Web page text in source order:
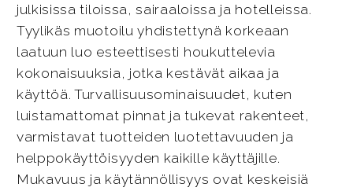
julkisissa tiloissa, sairaaloissa ja hotelleissa.
Tyylikäs muotoilu yhdistettynä korkeaan
laatuun luo esteettisesti houkuttelevia
kokonaisuuksia, jotka kestävät aikaa ja
käyttöä. Turvallisuusominaisuudet, kuten
luistamattomat pinnat ja tukevat rakenteet,
varmistavat tuotteiden luotettavuuden ja
helppokäyttöisyyden kaikille käyttäjille.
Mukavuus ja käytännöllisyys ovat keskeisiä